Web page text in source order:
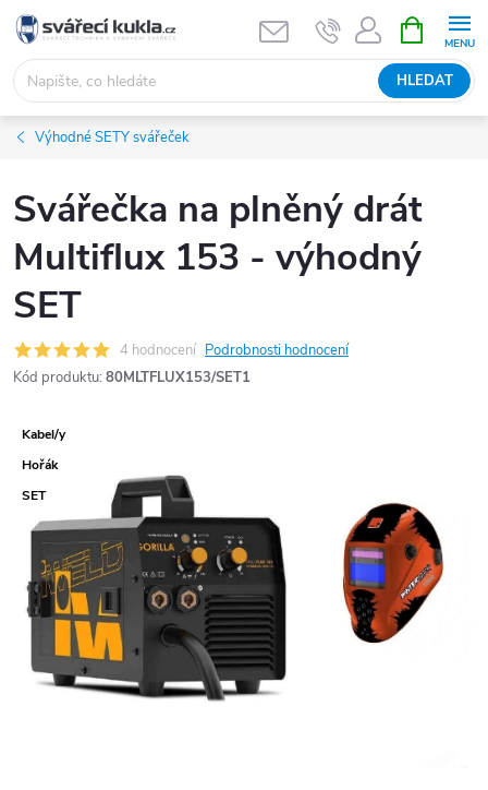
Přejít na obsah
HLEDAT
Výhodné SETY svářeček
Svářečka na plněný drát
Multiflux 153 - výhodný
SET
4 hodnocení Podrobnosti hodnocení
Kód produktu: 80MLTFLUX153/SET1
Kabel/y
Hořák
SET